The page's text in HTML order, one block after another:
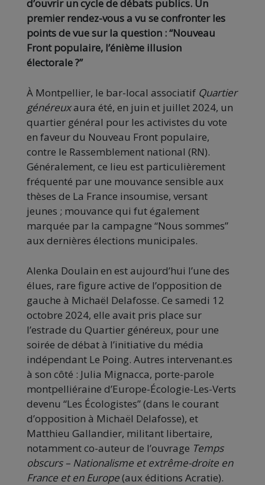
d’ouvrir un cycle de débats publics. Un
premier rendez-vous a vu se confronter les
points de vue sur la question : “Nouveau
Front populaire, l’énième illusion
électorale ?”
À Montpellier, le bar-local associatif Quartier
généreuxaura été, en juin et juillet 2024, un
quartier général pour les activistes du vote
en faveur du Nouveau Front populaire,
contre le Rassemblement national (RN).
Généralement, ce lieu est particulièrement
fréquenté par une mouvance sensible aux
thèses de La France insoumise, versant
jeunes ; mouvance qui fut également
marquée par la campagne “Nous sommes”
aux dernières élections municipales.
Alenka Doulain en est aujourd’hui l’une des
élues, rare figure active de l’opposition de
gauche à Michaël Delafosse. Ce samedi 12
octobre 2024, elle avait pris place sur
l’estrade du Quartier généreux, pour une
soirée de débat à l’initiative du média
indépendant Le Poing. Autres intervenant.es
à son côté : Julia Mignacca, porte-parole
montpelliéraine d’Europe-Écologie-Les-Verts
devenu “Les Écologistes” (dans le courant
d’opposition à Michaël Delafosse), et
Matthieu Gallandier, militant libertaire,
notamment co-auteur de l’ouvrage Temps
obscurs – Nationalisme et extrême-droite en
France et en Europe(aux éditions Acratie).